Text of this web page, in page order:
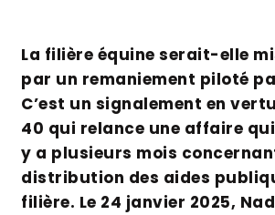
La filière équine serait-elle
par un remaniement piloté
C’est un signalement en
40 qui relance une affaire
y a plusieurs mois
distribution des aides
filière. Le 24 janvier 2025,